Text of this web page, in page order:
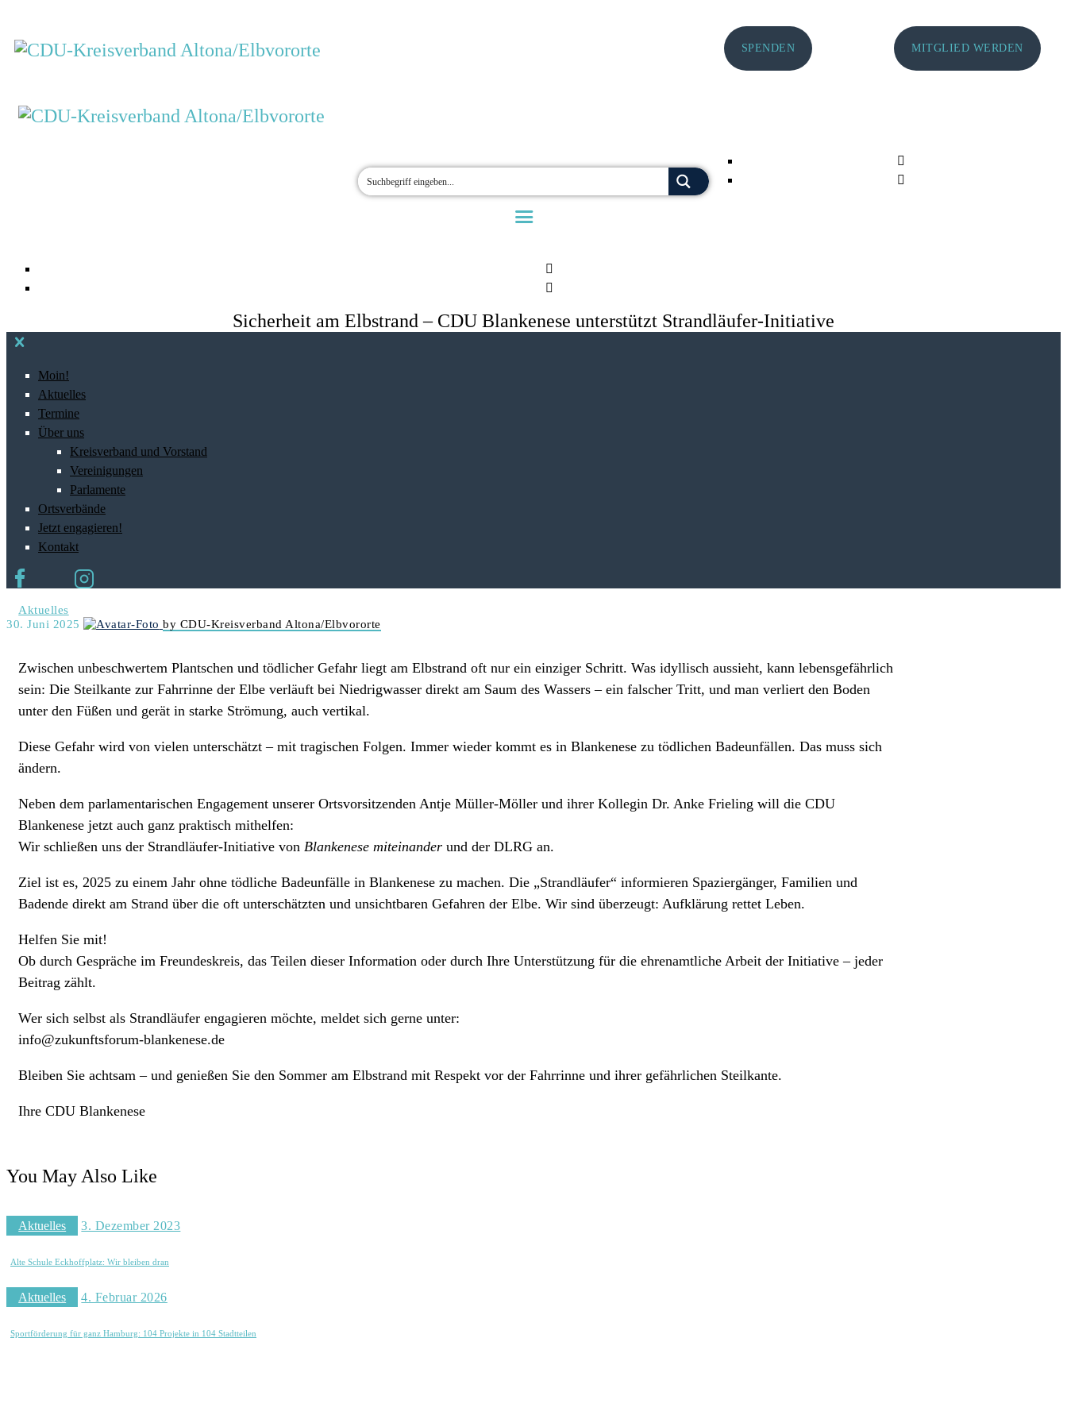
SPENDEN MITGLIED WERDEN
Sicherheit am Elbstrand – CDU Blankenese unterstützt Strandläufer-Initiative
Moin!
Aktuelles
Termine
Über uns
Kreisverband und Vorstand
Vereinigungen
Parlamente
Ortsverbände
Jetzt engagieren!
Kontakt
Aktuelles
30. Juni 2025
by CDU-Kreisverband Altona/Elbvororte
Zwischen unbeschwertem Plantschen und tödlicher Gefahr liegt am Elbstrand oft nur ein einziger Schritt. Was idyllisch aussieht, kann lebensgefährlich
sein: Die Steilkante zur Fahrrinne der Elbe verläuft bei Niedrigwasser direkt am Saum des Wassers – ein falscher Tritt, und man verliert den Boden
unter den Füßen und gerät in starke Strömung, auch vertikal.
Diese Gefahr wird von vielen unterschätzt – mit tragischen Folgen. Immer wieder kommt es in Blankenese zu tödlichen Badeunfällen. Das muss sich
ändern.
Neben dem parlamentarischen Engagement unserer Ortsvorsitzenden Antje Müller-Möller und ihrer Kollegin Dr. Anke Frieling will die CDU
Blankenese jetzt auch ganz praktisch mithelfen:
Wir schließen uns der Strandläufer-Initiative von Blankenese miteinander und der DLRG an.
Ziel ist es, 2025 zu einem Jahr ohne tödliche Badeunfälle in Blankenese zu machen. Die „Strandläufer“ informieren Spaziergänger, Familien und
Badende direkt am Strand über die oft unterschätzten und unsichtbaren Gefahren der Elbe. Wir sind überzeugt: Aufklärung rettet Leben.
Helfen Sie mit!
Ob durch Gespräche im Freundeskreis, das Teilen dieser Information oder durch Ihre Unterstützung für die ehrenamtliche Arbeit der Initiative – jeder
Beitrag zählt.
Wer sich selbst als Strandläufer engagieren möchte, meldet sich gerne unter:
info@zukunftsforum-blankenese.de
Bleiben Sie achtsam – und genießen Sie den Sommer am Elbstrand mit Respekt vor der Fahrrinne und ihrer gefährlichen Steilkante.
Ihre CDU Blankenese
You May Also Like
Aktuelles 3. Dezember 2023
Alte Schule Eckhoffplatz: Wir bleiben dran
Aktuelles 4. Februar 2026
Sportförderung für ganz Hamburg: 104 Projekte in 104 Stadtteilen